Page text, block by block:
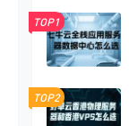
TOP1
TOP2